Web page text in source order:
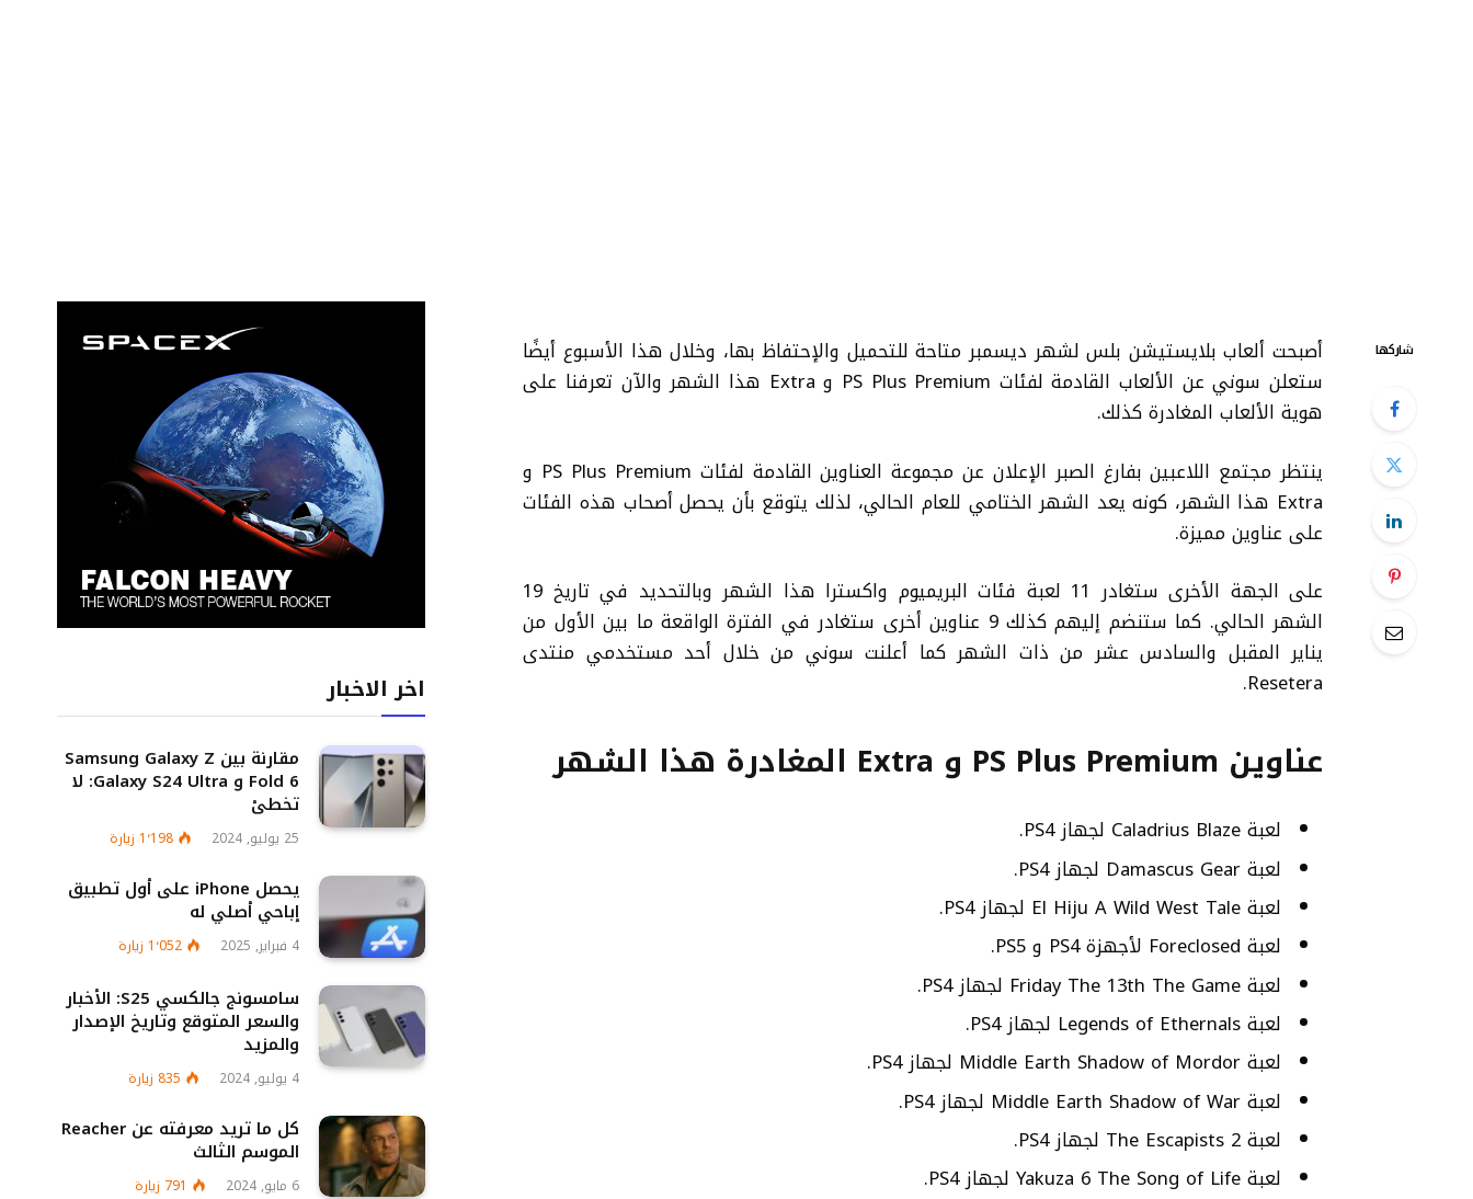
شاركها
أصبحت ألعاب بلايستيشن بلس لشهر ديسمبر متاحة للتحميل والإحتفاظ بها، وخلال هذا الأسبوع أيضًا
ستعلن سوني عن الألعاب القادمة لفئات PS Plus Premium و Extra هذا الشهر والآن تعرفنا على
هوية الألعاب المغادرة كذلك.
ينتظر مجتمع اللاعبين بفارغ الصبر الإعلان عن مجموعة العناوين القادمة لفئات PS Plus Premium و
Extra هذا الشهر، كونه يعد الشهر الختامي للعام الحالي، لذلك يتوقع بأن يحصل أصحاب هذه الفئات
على عناوين مميزة.
على الجهة الأخرى ستغادر 11 لعبة فئات البريميوم واكسترا هذا الشهر وبالتحديد في تاريخ 19
الشهر الحالي. كما ستنضم إليهم كذلك 9 عناوين أخرى ستغادر في الفترة الواقعة ما بين الأول من
يناير المقبل والسادس عشر من ذات الشهر كما أعلنت سوني من خلال أحد مستخدمي منتدى
Resetera.
عناوين PS Plus Premium و Extra المغادرة هذا الشهر
لعبة Caladrius Blaze لجهاز PS4.
لعبة Damascus Gear لجهاز PS4.
لعبة El Hiju A Wild West Tale لجهاز PS4.
لعبة Foreclosed لأجهزة PS4 و PS5.
لعبة Friday The 13th The Game لجهاز PS4.
لعبة Legends of Ethernals لجهاز PS4.
لعبة Middle Earth Shadow of Mordor لجهاز PS4.
لعبة Middle Earth Shadow of War لجهاز PS4.
لعبة The Escapists 2 لجهاز PS4.
لعبة Yakuza 6 The Song of Life لجهاز PS4.
اخر الاخبار
مقارنة بين Samsung Galaxy Z
Fold 6 و Galaxy S24 Ultra: لا
تخطئ
25 يوليو, 2024 1٬198 زيارة
يحصل iPhone على أول تطبيق
إباحي أصلي له
4 فبراير, 2025 1٬052 زيارة
سامسونج جالكسي S25: الأخبار
والسعر المتوقع وتاريخ الإصدار
والمزيد
4 يوليو, 2024 835 زيارة
كل ما تريد معرفته عن Reacher
الموسم الثالث
6 مايو, 2024 791 زيارة